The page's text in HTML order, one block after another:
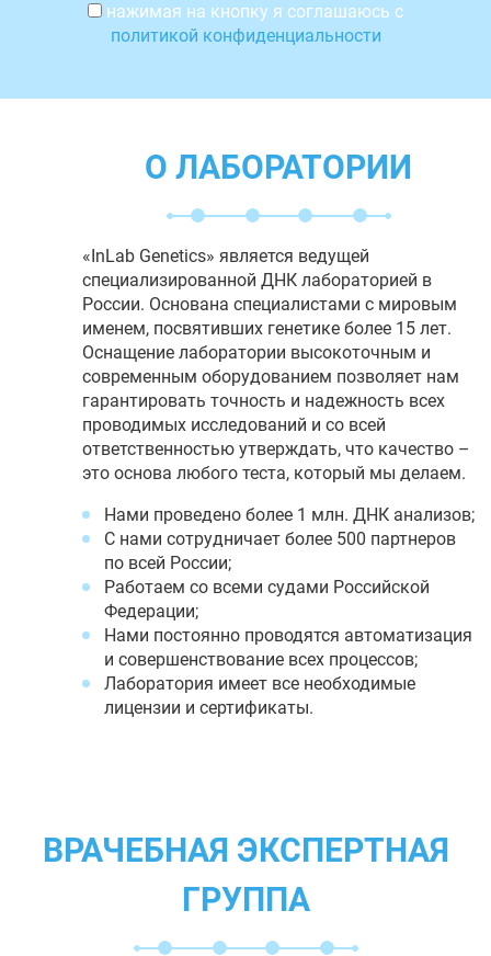
нажимая на кнопку я соглашаюсь с
политикой конфиденциальности
О ЛАБОРАТОРИИ
«InLab Genetics» является ведущей
специализированной ДНК лабораторией в
России. Основана специалистами с мировым
именем, посвятивших генетике более 15 лет.
Оснащение лаборатории высокоточным и
современным оборудованием позволяет нам
гарантировать точность и надежность всех
проводимых исследований и со всей
ответственностью утверждать, что качество –
это основа любого теста, который мы делаем.
Нами проведено более 1 млн. ДНК анализов;
С нами сотрудничает более 500 партнеров
по всей России;
Работаем со всеми судами Российской
Федерации;
Нами постоянно проводятся автоматизация
и совершенствование всех процессов;
Лаборатория имеет все необходимые
лицензии и сертификаты.
ВРАЧЕБНАЯ ЭКСПЕРТНАЯ
ГРУППА